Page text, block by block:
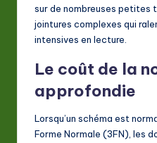
sur de nombreuses petites
jointures complexes qui
intensives en lecture.
Le coût de la
approfondie
Lorsqu’un schéma est
Forme Normale (3FN), les